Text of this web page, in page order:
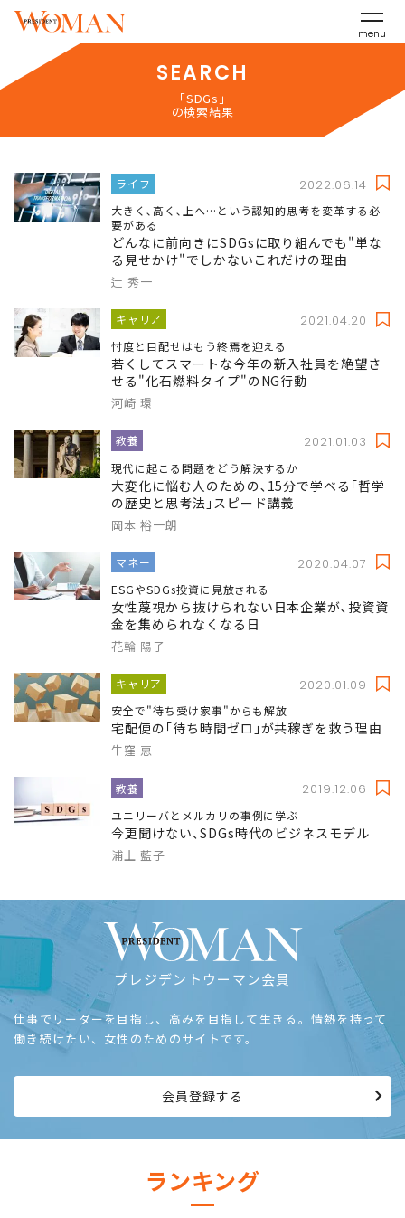
menu
SEARCH
「SDGs」
の検索結果
ライフ 2022.06.14
大きく､高く､上へ…という認知的思考を変革する必
要がある
どんなに前向きにSDGsに取り組んでも"単な
る見せかけ"でしかないこれだけの理由
辻 秀一
キャリア 2021.04.20
忖度と目配せはもう終焉を迎える
若くしてスマートな今年の新入社員を絶望さ
せる"化石燃料タイプ"のNG行動
河崎 環
教養 2021.01.03
現代に起こる問題をどう解決するか
大変化に悩む人のための､15分で学べる｢哲学
の歴史と思考法｣スピード講義
岡本 裕一朗
マネー 2020.04.07
ESGやSDGs投資に見放される
女性蔑視から抜けられない日本企業が､投資資
金を集められなくなる日
花輪 陽子
キャリア 2020.01.09
安全で"待ち受け家事"からも解放
宅配便の｢待ち時間ゼロ｣が共稼ぎを救う理由
牛窪 恵
教養 2019.12.06
ユニリーバとメルカリの事例に学ぶ
今更聞けない､SDGs時代のビジネスモデル
浦上 藍子
プレジデントウーマン会員
仕事でリーダーを目指し、高みを目指して生きる。情熱を持って
働き続けたい、女性のためのサイトです。
会員登録する
ランキング